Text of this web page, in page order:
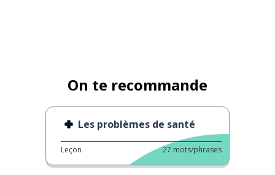
On te recommande
Les problèmes de santé
Leçon 27 mots/phrases